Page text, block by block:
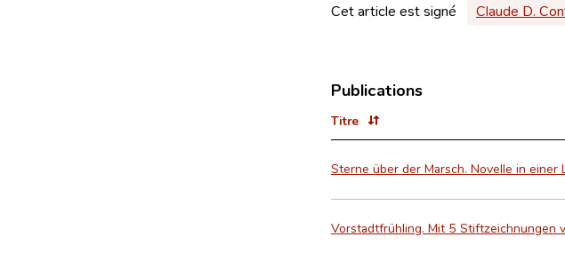
Cet article est signé Claude D.
Publications
Titre
Sterne über der Marsch. Novelle in einer
Vorstadtfrühling. Mit 5 Stiftzeichnungen